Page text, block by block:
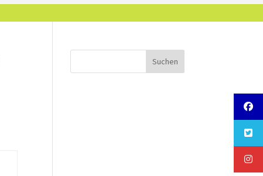
Suchen